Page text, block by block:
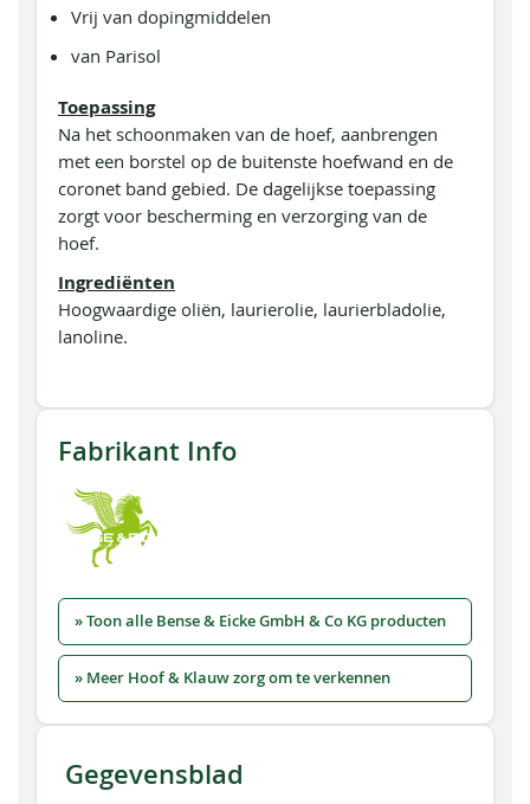
Vrij van dopingmiddelen
van Parisol
Toepassing
Na het schoonmaken van de hoef, aanbrengen
met een borstel op de buitenste hoefwand en de
coronet band gebied. De dagelijkse toepassing
zorgt voor bescherming en verzorging van de
hoef.
Ingrediënten
Hoogwaardige oliën, laurierolie, laurierbladolie,
lanoline.
Fabrikant Info
» Toon alle Bense & Eicke GmbH & Co KG producten
» Meer Hoof & Klauw zorg om te verkennen
Gegevensblad